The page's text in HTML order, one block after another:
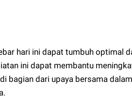
hari ini dapat tumbuh optimal
ini dapat membantu
bagian dari upaya bersama